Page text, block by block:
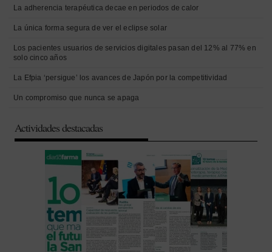
La adherencia terapéutica decae en periodos de calor
La única forma segura de ver el eclipse solar
Los pacientes usuarios de servicios digitales pasan del 12% al 77% en
solo cinco años
La Efpia ‘persigue’ los avances de Japón por la competitividad
Un compromiso que nunca se apaga
Actividades destacadas